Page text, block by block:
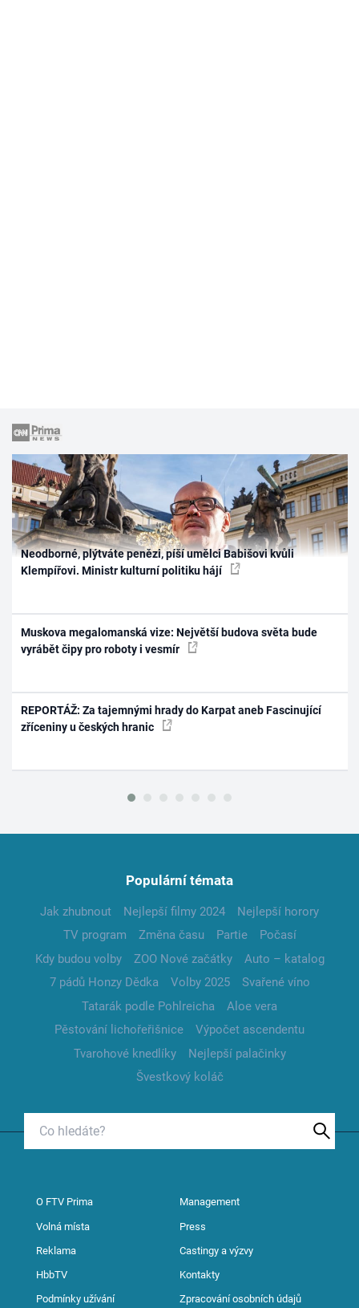
Neodborné, plýtváte penězi, píší umělci Babišovi kvůli
Klempířovi. Ministr kulturní politiku hájí
Muskova megalomanská vize: Největší budova světa bude
vyrábět čipy pro roboty i vesmír
REPORTÁŽ: Za tajemnými hrady do Karpat aneb Fascinující
zříceniny u českých hranic
Populární témata
Jak zhubnout Nejlepší filmy 2024
Nejlepší horory
TV program
Změna času Partie
Počasí
Kdy budou volby
ZOO Nové začátky
Auto – katalog
7 pádů Honzy Dědka
Volby 2025
Svařené víno
Tatarák podle Pohlreicha
Aloe vera
Pěstování lichořeřišnice
Výpočet ascendentu
Tvarohové knedlíky
Nejlepší palačinky
Švestkový koláč
O FTV Prima Management
Volná místa Press
Reklama Castingy a výzvy
HbbTV Kontakty
Podmínky užívání Zpracování osobních údajů